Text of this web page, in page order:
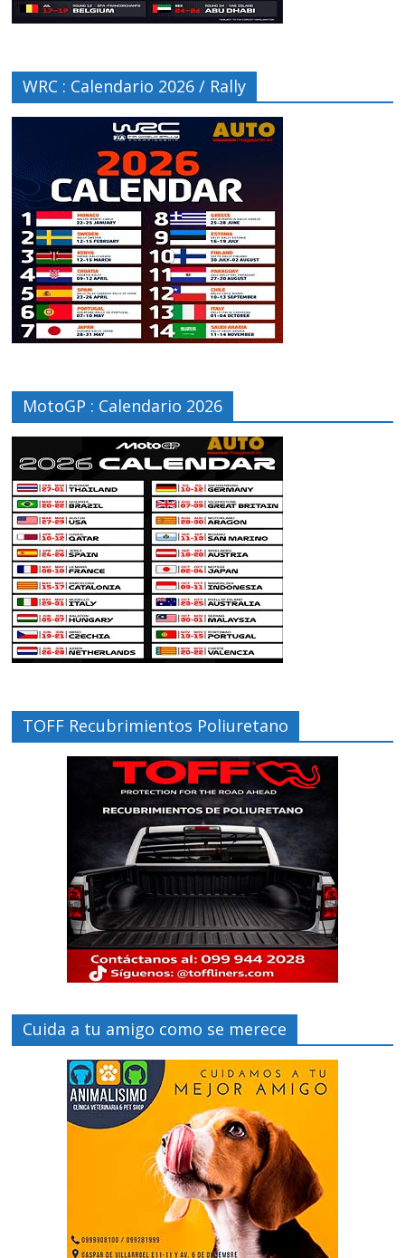
WRC : Calendario 2026 / Rally
MotoGP : Calendario 2026
TOFF Recubrimientos Poliuretano
Cuida a tu amigo como se merece